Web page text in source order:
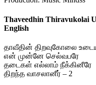
Thaveedhin Thiravukolai
English
தாவீதின் திறவுகோலை
என் முன்னே செல்வபரே
தடைகள் எல்லாம் நீக்கினீரே
திறந்த வாசலானீர் – 2